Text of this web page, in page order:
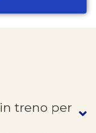
in treno per